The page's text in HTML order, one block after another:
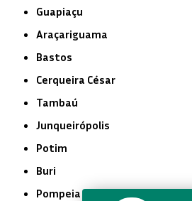
Guapiaçu
Araçariguama
Bastos
Cerqueira César
Tambaú
Junqueirópolis
Potim
Buri
Pompeia